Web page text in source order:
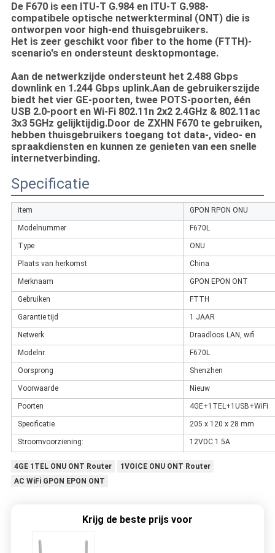
De F670 is een ITU-T G.984 en ITU-T G.988-
compatibele optische netwerkterminal (ONT) die is
ontworpen voor high-end thuisgebruikers.
Het is zeer geschikt voor fiber to the home (FTTH)-
scenario's en ondersteunt desktopmontage.
Aan de netwerkzijde ondersteunt het 2.488 Gbps
downlink en 1.244 Gbps uplink.Aan de gebruikerszijde
biedt het vier GE-poorten, twee POTS-poorten, één
USB 2.0-poort en Wi-Fi 802.11n 2x2 2.4GHz & 802.11ac
3x3 5GHz gelijktijdig.Door de ZXHN F670 te gebruiken,
hebben thuisgebruikers toegang tot data-, video- en
spraakdiensten en kunnen ze genieten van een snelle
internetverbinding.
Specificatie
item GPON RPON ONU
Modelnummer F670L
Type ONU
Plaats van herkomst China
Merknaam GPON EPON ONT
Gebruiken FTTH
Garantie tijd 1 JAAR
Netwerk Draadloos LAN, wifi
Modelnr. F670L
Oorsprong Shenzhen
Voorwaarde Nieuw
Poorten 4GE+1TEL+1USB+WiFi
Specificatie 205 x 120 x 28 mm
Stroomvoorziening: 12VDC 1.5A
4GE 1TEL ONU ONT Router
1VOICE ONU ONT Router
AC WiFi GPON EPON ONT
Krijg de beste prijs voor